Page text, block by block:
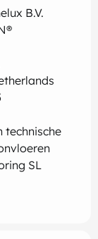
B.V.
technische
SL